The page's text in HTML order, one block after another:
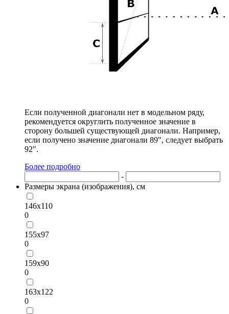
Если полученной диагонали нет в модельном ряду,
рекомендуется округлить полученное значение в
сторону большей существующей диагонали. Например,
если получено значение диагонали 89", следует выбрать
92".
Более подробно
-
Размеры экрана (изображения), см
146х110
0
155х97
0
159х90
0
163х122
0